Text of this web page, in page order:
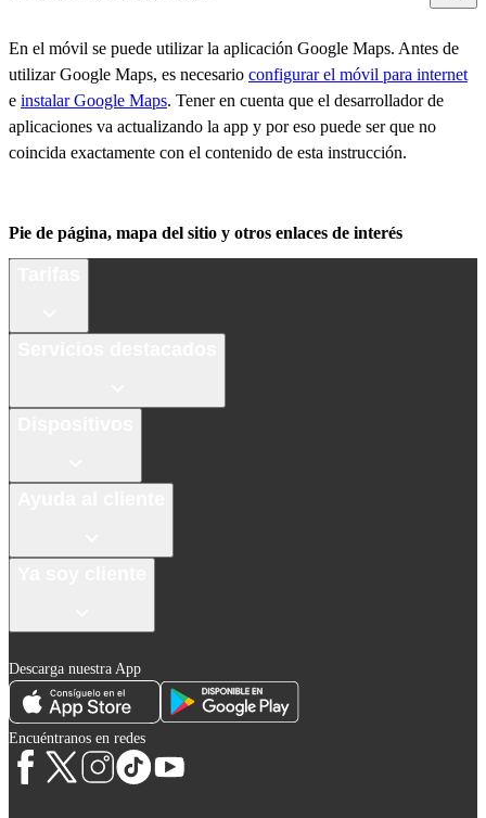
En el móvil se puede utilizar la aplicación Google Maps. Antes de
utilizar Google Maps, es necesario configurar el móvil para internet
e instalar Google Maps. Tener en cuenta que el desarrollador de
aplicaciones va actualizando la app y por eso puede ser que no
coincida exactamente con el contenido de esta instrucción.
Pie de página, mapa del sitio y otros enlaces de interés
Descarga nuestra App
Encuéntranos en redes